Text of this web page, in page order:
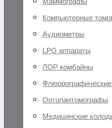
Компьютерные
Аудиометры
LPG аппараты
ЛОР комбайны
Ортопантомографы
Медицинские